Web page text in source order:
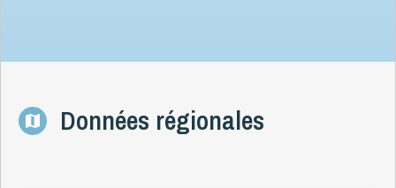
Données régionales